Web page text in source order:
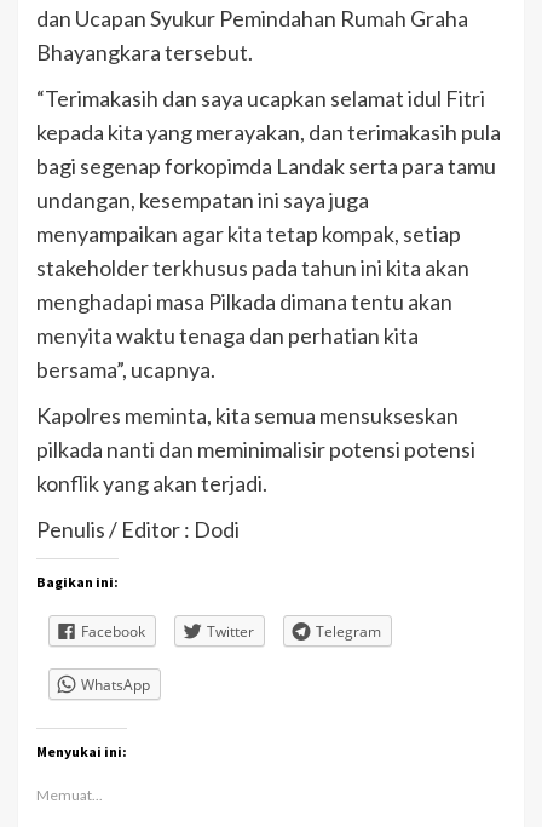
dan Ucapan Syukur Pemindahan Rumah Graha
Bhayangkara tersebut.
“Terimakasih dan saya ucapkan selamat idul Fitri
kepada kita yang merayakan, dan terimakasih pula
bagi segenap forkopimda Landak serta para tamu
undangan, kesempatan ini saya juga
menyampaikan agar kita tetap kompak, setiap
stakeholder terkhusus pada tahun ini kita akan
menghadapi masa Pilkada dimana tentu akan
menyita waktu tenaga dan perhatian kita
bersama”, ucapnya.
Kapolres meminta, kita semua mensukseskan
pilkada nanti dan meminimalisir potensi potensi
konflik yang akan terjadi.
Penulis / Editor : Dodi
Bagikan ini:
Facebook Twitter Telegram
WhatsApp
Menyukai ini:
Memuat...